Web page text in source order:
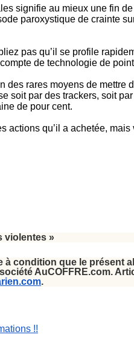
signifie au mieux une fin
paroxystique de crainte
pas qu’il se profile
de technologie de
rares moyens de
soit par des trackers, soit
de pour cent.
qu’il a achetée,
violentes »
condition que le présent
AuCOFFRE.com.
.
!!